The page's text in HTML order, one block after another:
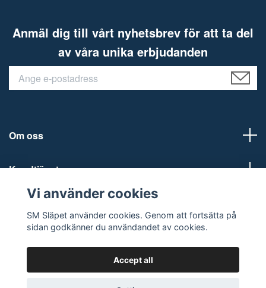
Anmäl dig till vårt nyhetsbrev för att ta del
av våra unika erbjudanden
Om oss
Kundtjänst
Social Media
Vi använder cookies
SM Släpet använder cookies. Genom att fortsätta på
sidan godkänner du användandet av cookies.
Accept all